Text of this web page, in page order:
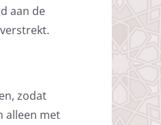
aan de
zodat
alleen met